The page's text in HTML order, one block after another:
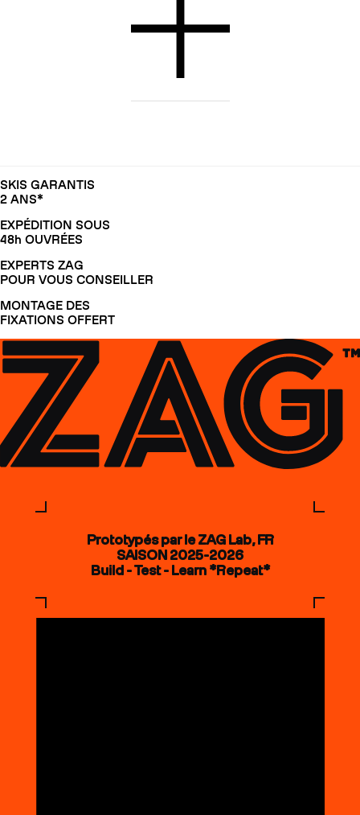
SKIS GARANTIS
2 ANS*
EXPÉDITION SOUS
48h OUVRÉES
EXPERTS ZAG
POUR VOUS CONSEILLER
MONTAGE DES
FIXATIONS OFFERT
Prototypés par le ZAG Lab, FR
SAISON 2025-2026
Build - Test - Learn *Repeat*